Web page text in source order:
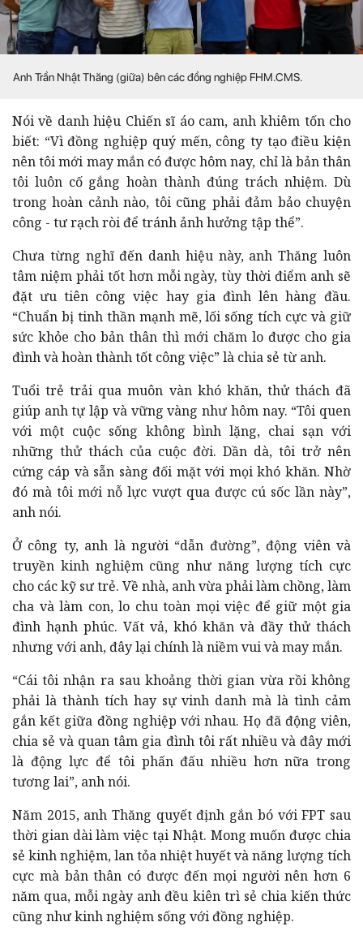
Anh Trần Nhật Thăng (giữa) bên các đồng nghiệp FHM.CMS.
Nói về danh hiệu Chiến sĩ áo cam, anh khiêm tốn cho
biết: “Vì đồng nghiệp quý mến, công ty tạo điều kiện
nên tôi mới may mắn có được hôm nay, chỉ là bản thân
tôi luôn cố gắng hoàn thành đúng trách nhiệm. Dù
trong hoàn cảnh nào, tôi cũng phải đảm bảo chuyện
công - tư rạch ròi để tránh ảnh hưởng tập thể”.
Chưa từng nghĩ đến danh hiệu này, anh Thăng luôn
tâm niệm phải tốt hơn mỗi ngày, tùy thời điểm anh sẽ
đặt ưu tiên công việc hay gia đình lên hàng đầu.
“Chuẩn bị tinh thần mạnh mẽ, lối sống tích cực và giữ
sức khỏe cho bản thân thì mới chăm lo được cho gia
đình và hoàn thành tốt công việc” là chia sẻ từ anh.
Tuổi trẻ trải qua muôn vàn khó khăn, thử thách đã
giúp anh tự lập và vững vàng như hôm nay. “Tôi quen
với một cuộc sống không bình lặng, chai sạn với
những thử thách của cuộc đời. Dần dà, tôi trở nên
cứng cáp và sẵn sàng đối mặt với mọi khó khăn. Nhờ
đó mà tôi mới nỗ lực vượt qua được cú sốc lần này”,
anh nói.
Ở công ty, anh là người “dẫn đường”, động viên và
truyền kinh nghiệm cũng như năng lượng tích cực
cho các kỹ sư trẻ. Về nhà, anh vừa phải làm chồng, làm
cha và làm con, lo chu toàn mọi việc để giữ một gia
đình hạnh phúc. Vất vả, khó khăn và đầy thử thách
nhưng với anh, đây lại chính là niềm vui và may mắn.
“Cái tôi nhận ra sau khoảng thời gian vừa rồi không
phải là thành tích hay sự vinh danh mà là tình cảm
gắn kết giữa đồng nghiệp với nhau. Họ đã động viên,
chia sẻ và quan tâm gia đình tôi rất nhiều và đây mới
là động lực để tôi phấn đấu nhiều hơn nữa trong
tương lai”, anh nói.
Năm 2015, anh Thăng quyết định gắn bó với FPT sau
thời gian dài làm việc tại Nhật. Mong muốn được chia
sẻ kinh nghiệm, lan tỏa nhiệt huyết và năng lượng tích
cực mà bản thân có được đến mọi người nên hơn 6
năm qua, mỗi ngày anh đều kiên trì sẻ chia kiến thức
cũng như kinh nghiệm sống với đồng nghiệp.